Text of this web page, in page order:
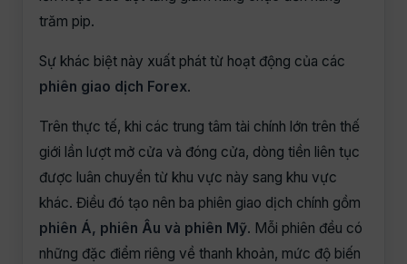
trăm pip.
Sự khác biệt này xuất phát từ hoạt động của các
phiên giao dịch Forex.
Trên thực tế, khi các trung tâm tài chính lớn trên thế
giới lần lượt mở cửa và đóng cửa, dòng tiền liên tục
được luân chuyển từ khu vực này sang khu vực
khác. Điều đó tạo nên ba phiên giao dịch chính gồm
phiên Á, phiên Âu và phiên Mỹ. Mỗi phiên đều có
những đặc điểm riêng về thanh khoản, mức độ biến